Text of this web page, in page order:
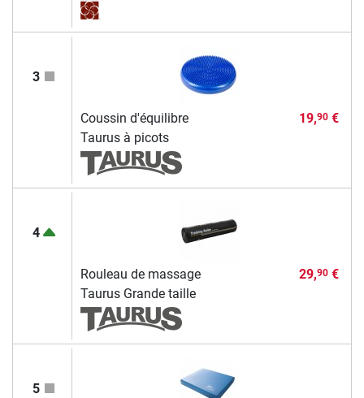
3
Coussin d'équilibre
Taurus à picots
19,90€
4
Rouleau de massage
Taurus Grande taille
29,90€
5